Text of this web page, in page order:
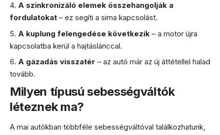
A szinkronizáló elemek összehangolják a
fordulatokat – ez segíti a sima kapcsolást.
A kuplung felengedése következik – a motor újra
kapcsolatba kerül a hajtáslánccal.
A gázadás visszatér – az autó már az új áttétellel halad
tovább.
Milyen típusú sebességváltók
léteznek ma?
A mai autókban többféle sebességváltóval találkozhatunk,